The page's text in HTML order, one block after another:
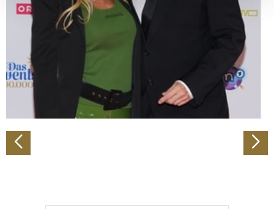
verarbeitet werden, und legen Sie Ihre Präferenzen im
Abschnitt Einzelheiten
fest.
Wir verwenden Cookies, um Inhalte und Anzeigen zu
personalisieren, Funktionen für soziale Medien anbieten
zu können und die Zugriffe auf unsere Website zu
analysieren. Außerdem geben wir Informationen zu Ihrer
Verwendung unserer Website an unsere Partner für
Partner führen diese Informationen möglicherweise mit
weiteren Daten zusammen, die Sie ihnen bereitgestellt